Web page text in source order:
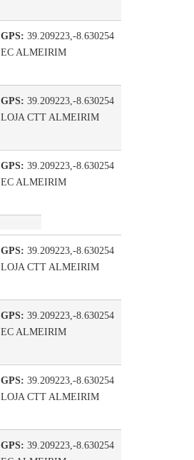
GPS: 39.209223,-8.630254
EC ALMEIRIM
GPS: 39.209223,-8.630254
LOJA CTT ALMEIRIM
GPS: 39.209223,-8.630254
EC ALMEIRIM
GPS: 39.209223,-8.630254
LOJA CTT ALMEIRIM
GPS: 39.209223,-8.630254
EC ALMEIRIM
GPS: 39.209223,-8.630254
LOJA CTT ALMEIRIM
GPS: 39.209223,-8.630254